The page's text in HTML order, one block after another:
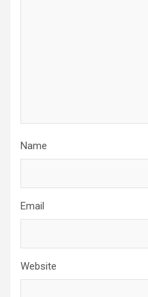
Name
Email
Website